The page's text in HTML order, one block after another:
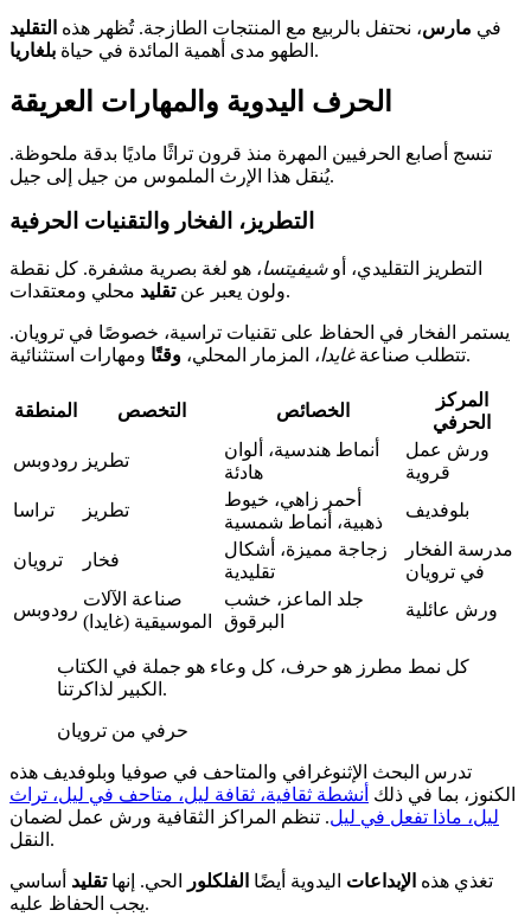
في مارس، نحتفل بالربيع مع المنتجات الطازجة. تُظهر هذه التقليد
الطهو مدى أهمية المائدة في حياة بلغاريا .
الحرف اليدوية والمهارات العريقة
تنسج أصابع الحرفيين المهرة منذ قرون تراثًا ماديًا بدقة ملحوظة.
يُنقل هذا الإرث الملموس من جيل إلى جيل.
التطريز، الفخار والتقنيات الحرفية
التطريز التقليدي، أوشيفيتسا، هو لغة بصرية مشفرة. كل نقطة
ولون يعبر عنتقليد محلي ومعتقدات.
يستمر الفخار في الحفاظ على تقنيات تراسية، خصوصًا في ترويان.
تتطلب صناعةغايدا، المزمار المحلي، وقتًا ومهارات استثنائية.
المنطقة التخصص الخصائص
المركز
الحرفي
رودوبس تطريز
أنماط هندسية، ألوان
هادئة
ورش عمل
قروية
تراسا
تطريز
أحمر زاهي، خيوط
ذهبية، أنماط شمسية
بلوفديف
ترويان فخار
زجاجة مميزة، أشكال
تقليدية
مدرسة الفخار
في ترويان
رودوبس
صناعة الآلات
الموسيقية (غايدا)
جلد الماعز، خشب
البرقوق
ورش عائلية
كل نمط مطرز هو حرف، كل وعاء هو جملة في الكتاب
الكبير لذاكرتنا.
حرفي من ترويان
تدرس البحث الإثنوغرافي والمتاحف في صوفيا وبلوفديف هذه
الكنوز، بما في ذلك أنشطة ثقافية، ثقافة ليل، متاحف في ليل، تراث
ليل، ماذا تفعل في ليل. تنظم المراكز الثقافية ورش عمل لضمان
النقل.
تغذي هذه الإبداعات اليدوية أيضًا الفلكلور الحي. إنهاتقليد أساسي
يجب الحفاظ عليه.